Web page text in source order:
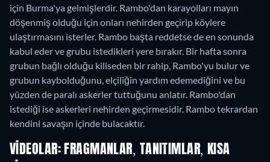
için Burma'ya gelmişlerdir. Rambo'dan karayolları mayın
döşenmiş olduğu için onları nehirden geçirip köylere
ulaştırmasını isterler. Rambo başta reddetse de en sonunda
kabul eder ve grubu istedikleri yere bırakır. Bir hafta sonra
grubun bağlı olduğu kiliseden bir rahip, Rambo'yu bulur ve
grubun kaybolduğunu, elçiliğin yardım edemediğini ve bu
yüzden de paralı askerler tuttuğunu anlatır. Rambo'dan
istediği ise askerleri nehirden geçirmesidir. Rambo tekrardan
kendini savaşın içinde bulacaktır.
VIDEOLAR: FRAGMANLAR, TANITIMLAR, KISA